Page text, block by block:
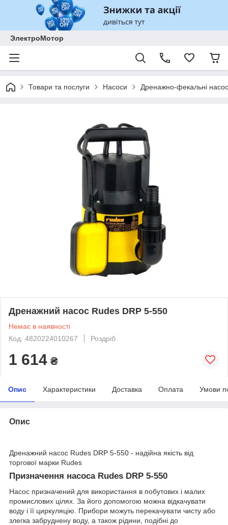
ЭлектроМотор
Товари та послуги Насоси Дренажно-фекальні
Дренажний насос Rudes DRP 5-550
Немає в наявності
Код: 4820224010267
Роздріб
1 614 ₴
Опис Характеристики Доставка Оплата Умови
Опис
Дренажний насос Rudes DRP 5-550 - надійна якість від
торгової марки Rudes
Призначення насоса Rudes DRP 5-550
Насос призначений для використання в побутових і малих
промислових цілях. За його допомогою можна відкачувати
воду і її циркуляцію. Прибори можуть перекачувати чисту або
злегка забруднену воду, а також рідини, подібні до